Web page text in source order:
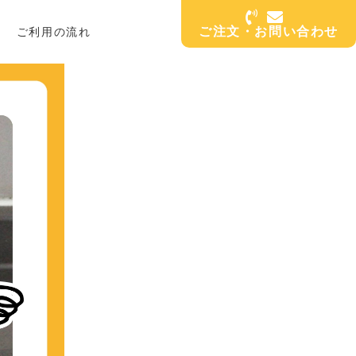
ご利用の流れ ご注文・お問い合わせ